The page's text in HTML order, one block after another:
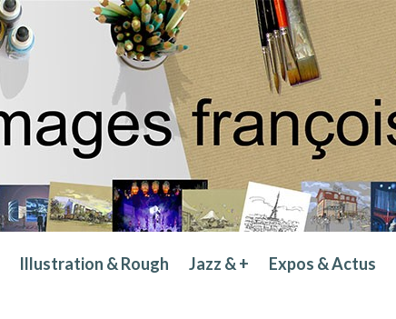
Illustration & Rough Jazz & + Expos & Actus